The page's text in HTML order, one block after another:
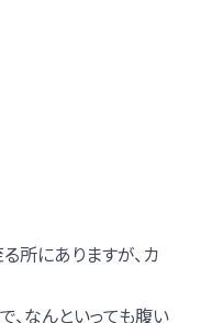
所にありますが、カ
、なんといっても腹い